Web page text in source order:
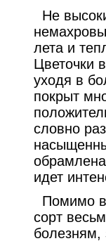
Не
лета и
Цветочки
уходя в
покрыт
словно
идет
Помимо
сорт
болезням,